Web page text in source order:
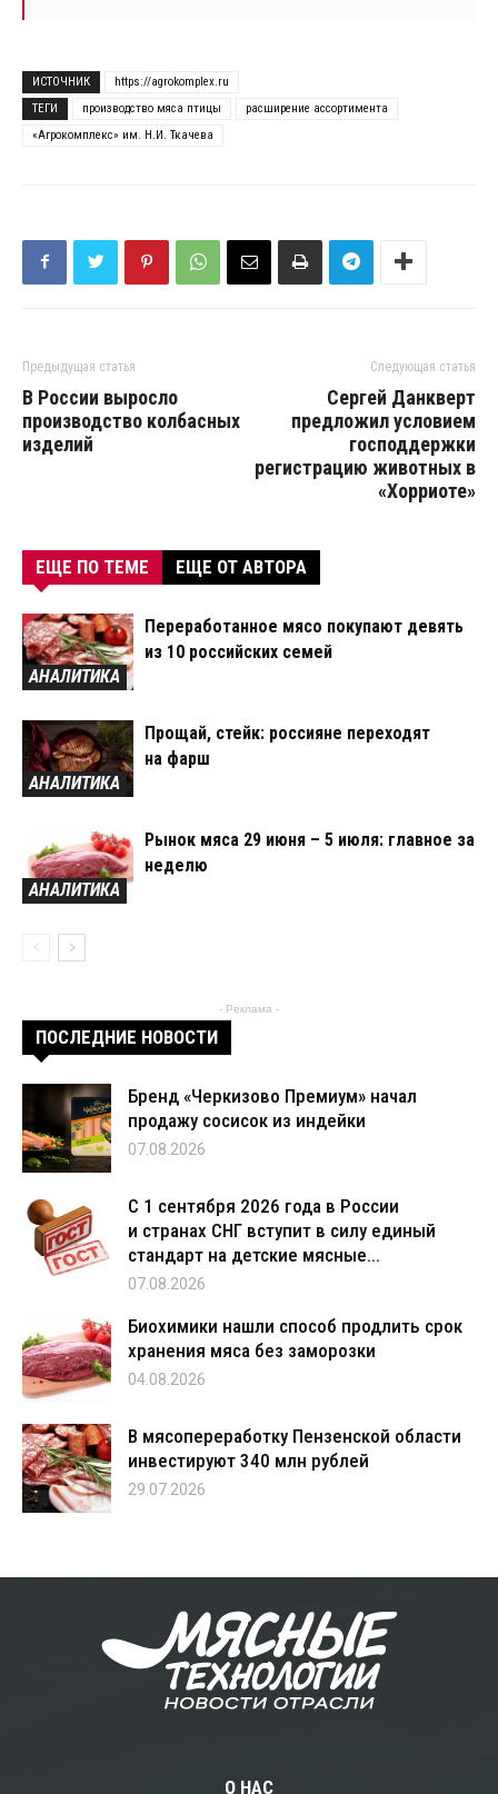
ИСТОЧНИК
https://agrokomplex.ru
ТЕГИ
производство мяса птицы
расширение ассортимента
«Агрокомплекс» им. Н.И. Ткачева
Предыдущая статья
В России выросло
производство колбасных
изделий
Следующая статья
Сергей Данкверт
предложил условием
господдержки
регистрацию животных в
«Хорриоте»
ЕЩЕ ПО ТЕМЕ ЕЩЕ ОТ АВТОРА
АНАЛИТИКА
Переработанное мясо покупают девять
из 10 российских семей
АНАЛИТИКА
Прощай, стейк: россияне переходят
на фарш
АНАЛИТИКА
Рынок мяса 29 июня – 5 июля: главное за
неделю
- Реклама -
ПОСЛЕДНИЕ НОВОСТИ
Бренд «Черкизово Премиум» начал
продажу сосисок из индейки
07.08.2026
С 1 сентября 2026 года в России
и странах СНГ вступит в силу единый
стандарт на детские мясные...
07.08.2026
Биохимики нашли способ продлить срок
хранения мяса без заморозки
04.08.2026
В мясопереработку Пензенской области
инвестируют 340 млн рублей
29.07.2026
О НАС